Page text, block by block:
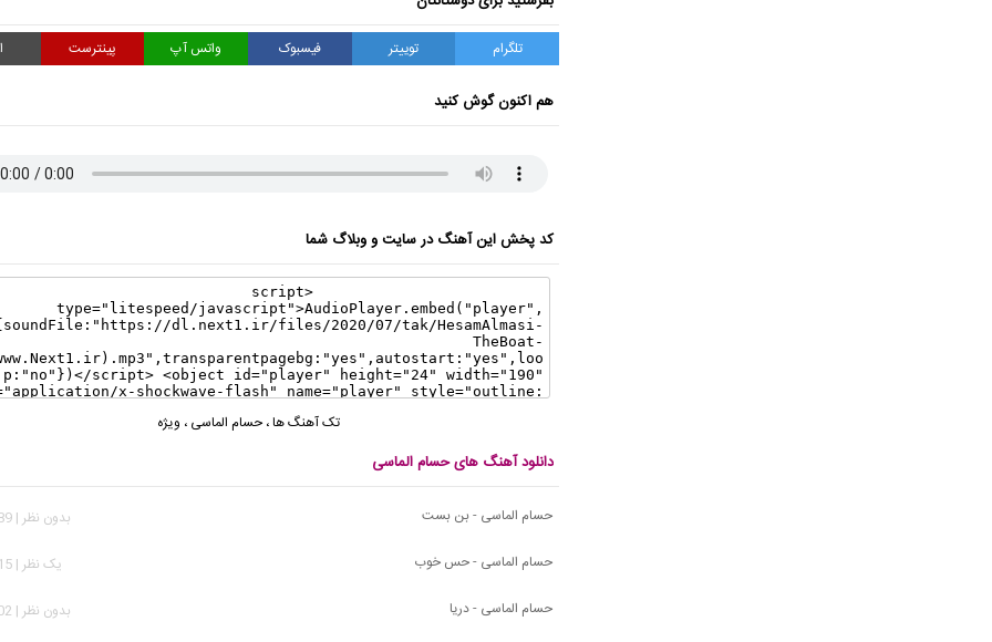
تلگرام توییتر فیسبوک واتس آپ پینترست
هم اکنون گوش کنید
کد پخش این آهنگ در سایت و وبلاگ شما
تک آهنگ ها،حسام الماسی ، ویژه
دانلود آهنگ های حسام الماسی
حسام الماسی - بن بست
بدون نظر | 2,689 بازدید
حسام الماسی - حس خوب
يک نظر | 1,615 بازدید
حسام الماسی - دریا
بدون نظر | 2,302 بازدید